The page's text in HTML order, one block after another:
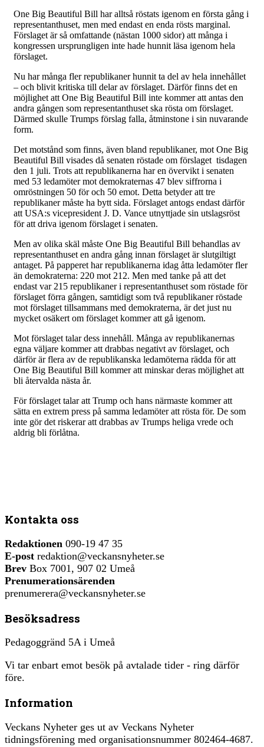
One Big Beautiful Bill har alltså röstats igenom en första gång i
representanthuset, men med endast en enda rösts marginal.
Förslaget är så omfattande (nästan 1000 sidor) att många i
kongressen ursprungligen inte hade hunnit läsa igenom hela
förslaget.
Nu har många fler republikaner hunnit ta del av hela innehållet
– och blivit kritiska till delar av förslaget. Därför finns det en
möjlighet att One Big Beautiful Bill inte kommer att antas den
andra gången som representanthuset ska rösta om förslaget.
Därmed skulle Trumps förslag falla, åtminstone i sin nuvarande
form.
Det motstånd som finns, även bland republikaner, mot One Big
Beautiful Bill visades då senaten röstade om förslaget tisdagen
den 1 juli. Trots att republikanerna har en övervikt i senaten
med 53 ledamöter mot demokraternas 47 blev siffrorna i
omröstningen 50 för och 50 emot. Detta betyder att tre
republikaner måste ha bytt sida. Förslaget antogs endast därför
att USA:s vicepresident J. D. Vance utnyttjade sin utslagsröst
för att driva igenom förslaget i senaten.
Men av olika skäl måste One Big Beautiful Bill behandlas av
representanthuset en andra gång innan förslaget är slutgiltigt
antaget. På papperet har republikanerna idag åtta ledamöter fler
än demokraterna: 220 mot 212. Men med tanke på att det
endast var 215 republikaner i representanthuset som röstade för
förslaget förra gången, samtidigt som två republikaner röstade
mot förslaget tillsammans med demokraterna, är det just nu
mycket osäkert om förslaget kommer att gå igenom.
Mot förslaget talar dess innehåll. Många av republikanernas
egna väljare kommer att drabbas negativt av förslaget, och
därför är flera av de republikanska ledamöterna rädda för att
One Big Beautiful Bill kommer att minskar deras möjlighet att
bli återvalda nästa år.
För förslaget talar att Trump och hans närmaste kommer att
sätta en extrem press på samma ledamöter att rösta för. De som
inte gör det riskerar att drabbas av Trumps heliga vrede och
aldrig bli förlåtna.
Kontakta oss
Redaktionen 090-19 47 35
E-post redaktion@veckansnyheter.se
Brev Box 7001, 907 02 Umeå
Prenumerationsärenden
prenumerera@veckansnyheter.se
Besöksadress
Pedagoggränd 5A i Umeå
Vi tar enbart emot besök på avtalade tider - ring därför
före.
Information
Veckans Nyheter ges ut av Veckans Nyheter
tidningsförening med organisationsnummer 802464-4687.